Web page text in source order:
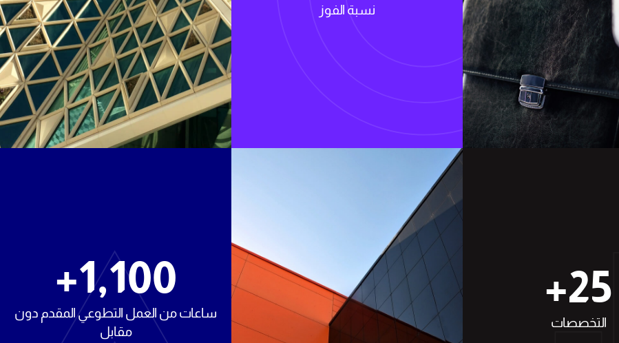
نسبة الفوز
1,100
+
ساعات من العمل التطوعي المقدم دون
مقابل
25
+
التخصصات